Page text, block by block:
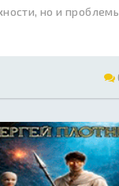
но и